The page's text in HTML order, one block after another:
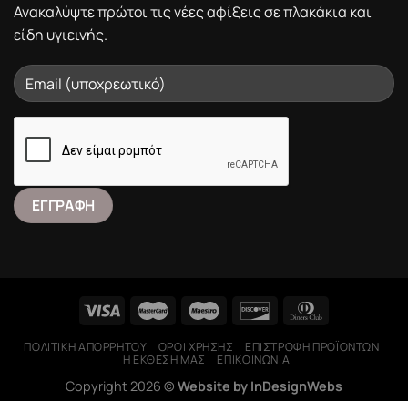
Ανακαλύψτε πρώτοι τις νέες αφίξεις σε πλακάκια και
είδη υγιεινής.
ΠΟΛΙΤΙΚΉ ΑΠΟΡΡΉΤΟΥ ΌΡΟΙ ΧΡΉΣΗΣ
ΕΠΙΣΤΡΟΦΉ ΠΡΟΪΌΝΤΩΝ
Η ΕΚΘΕΣΉ ΜΑΣ
ΕΠΙΚΟΙΝΩΝΊΑ
Copyright 2026 © Website by InDesignWebs